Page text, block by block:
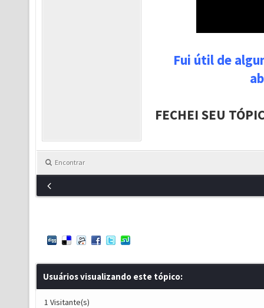
Fui útil de
FECHEI SEU
Encontrar
Usuários visualizando este tópico:
1 Visitante(s)